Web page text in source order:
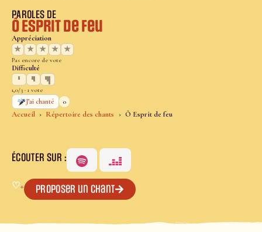
Accueil Répertoire des chants Ô Esprit de feu
PAROLES DE
Ô Esprit de feu
Appréciation
★
★ ★ ★ ★
Pas encore de vote
Difficulté
1,0/3 · 1 vote
J’ai chanté
0
ÉCOUTER SUR :
♡+ Proposer un chant